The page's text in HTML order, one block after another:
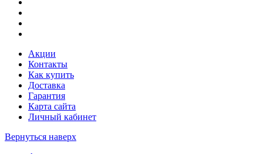
Акции
Контакты
Как купить
Доставка
Гарантия
Карта сайта
Личный кабинет
Вернуться наверх